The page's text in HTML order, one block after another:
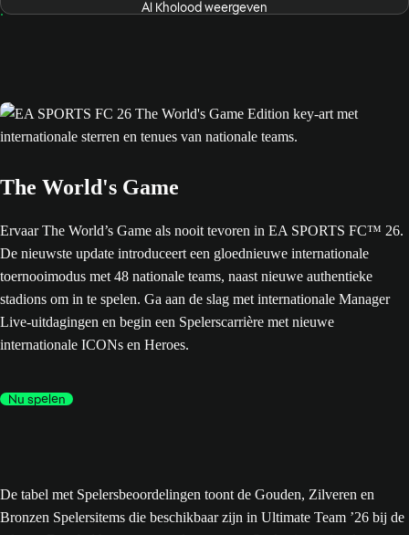
Al Kholood weergeven
The World's Game
Ervaar The World’s Game als nooit tevoren in EA SPORTS FC™ 26.
De nieuwste update introduceert een gloednieuwe internationale
toernooimodus met 48 nationale teams, naast nieuwe authentieke
stadions om in te spelen. Ga aan de slag met internationale Manager
Live-uitdagingen en begin een Spelerscarrière met nieuwe
internationale ICONs en Heroes.
Nu spelen
De tabel met Spelersbeoordelingen toont de Gouden, Zilveren en
Bronzen Spelersitems die beschikbaar zijn in Ultimate Team ’26 bij de